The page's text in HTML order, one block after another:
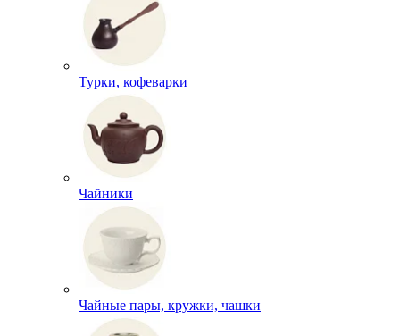
Турки, кофеварки
Чайники
Чайные пары, кружки, чашки